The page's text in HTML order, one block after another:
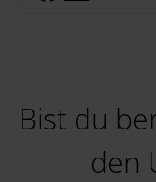
Bist du
den